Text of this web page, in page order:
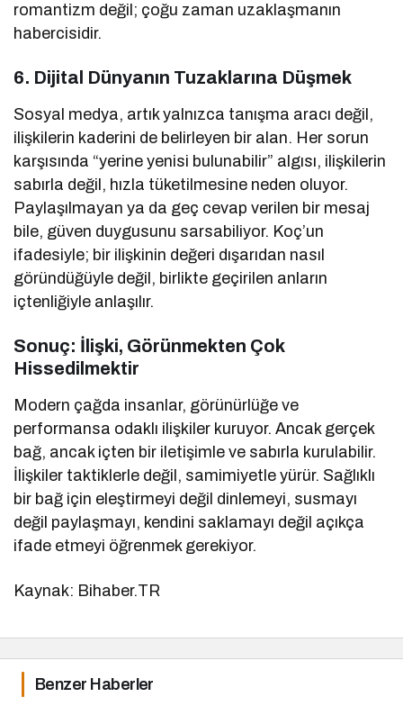
romantizm değil; çoğu zaman uzaklaşmanın
habercisidir.
6. Dijital Dünyanın Tuzaklarına Düşmek
Sosyal medya, artık yalnızca tanışma aracı değil,
ilişkilerin kaderini de belirleyen bir alan. Her sorun
karşısında “yerine yenisi bulunabilir” algısı, ilişkilerin
sabırla değil, hızla tüketilmesine neden oluyor.
Paylaşılmayan ya da geç cevap verilen bir mesaj
bile, güven duygusunu sarsabiliyor. Koç’un
ifadesiyle; bir ilişkinin değeri dışarıdan nasıl
göründüğüyle değil, birlikte geçirilen anların
içtenliğiyle anlaşılır.
Sonuç: İlişki, Görünmekten Çok
Hissedilmektir
Modern çağda insanlar, görünürlüğe ve
performansa odaklı ilişkiler kuruyor. Ancak gerçek
bağ, ancak içten bir iletişimle ve sabırla kurulabilir.
İlişkiler taktiklerle değil, samimiyetle yürür. Sağlıklı
bir bağ için eleştirmeyi değil dinlemeyi, susmayı
değil paylaşmayı, kendini saklamayı değil açıkça
ifade etmeyi öğrenmek gerekiyor.
Kaynak: Bihaber.TR
Benzer Haberler